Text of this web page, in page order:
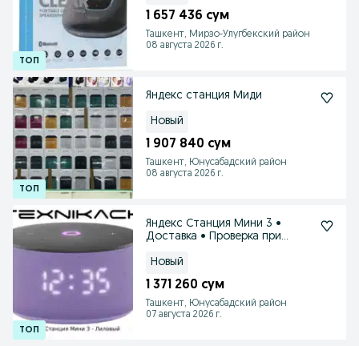
1 657 436 сум
Ташкент, Мирзо-Улугбекский район
08 августа 2026 г.
Яндекс станция Миди
Новый
1 907 840 сум
Ташкент, Юнусабадский район
08 августа 2026 г.
Яндекс Станция Мини 3 •
Доставка • Проверка при
Новый
1 371 260 сум
Ташкент, Юнусабадский район
07 августа 2026 г.